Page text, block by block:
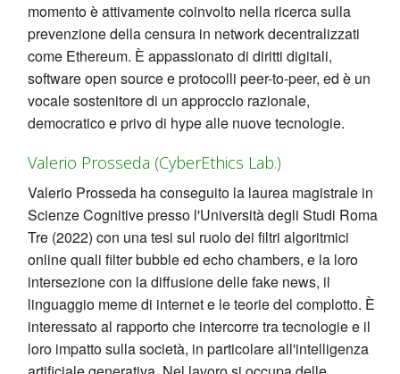
momento è attivamente coinvolto nella ricerca sulla
prevenzione della censura in network decentralizzati
come Ethereum. È appassionato di diritti digitali,
software open source e protocolli peer-to-peer, ed è un
vocale sostenitore di un approccio razionale,
democratico e privo di hype alle nuove tecnologie.
Valerio Prosseda (CyberEthics Lab.)
Valerio Prosseda ha conseguito la laurea magistrale in
Scienze Cognitive presso l'Università degli Studi Roma
Tre (2022) con una tesi sul ruolo dei filtri algoritmici
online quali filter bubble ed echo chambers, e la loro
intersezione con la diffusione delle fake news, il
linguaggio meme di internet e le teorie del complotto. È
interessato al rapporto che intercorre tra tecnologie e il
loro impatto sulla società, in particolare all'intelligenza